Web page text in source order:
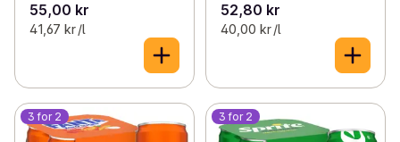
55,00 kr
41,67 kr /l
52,80 kr
40,00 kr /l
3 for 2 3 for 2